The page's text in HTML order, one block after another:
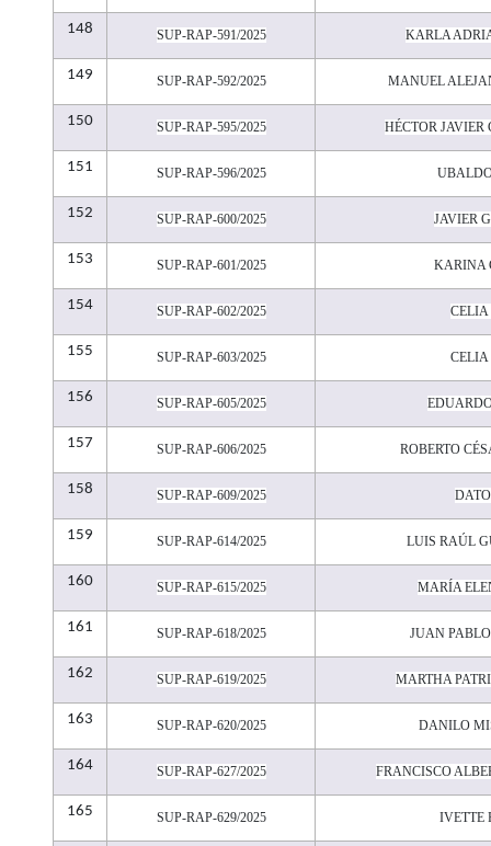
148 SUP-RAP-591/2025 KARLA
149 SUP-RAP-592/2025 MANUEL
150 SUP-RAP-595/2025 HÉCTOR JAVIER
151 SUP-RAP-596/2025
152 SUP-RAP-600/2025 JAVIER
153 SUP-RAP-601/2025 KARINA
154 SUP-RAP-602/2025
155 SUP-RAP-603/2025
156 SUP-RAP-605/2025
157 SUP-RAP-606/2025 ROBERTO
158 SUP-RAP-609/2025
159 SUP-RAP-614/2025 LUIS RAÚL
160 SUP-RAP-615/2025 MARÍA
161 SUP-RAP-618/2025 JUAN
162 SUP-RAP-619/2025 MARTHA
163 SUP-RAP-620/2025 DANILO
164 SUP-RAP-627/2025 FRANCISCO
165 SUP-RAP-629/2025 IVETTE